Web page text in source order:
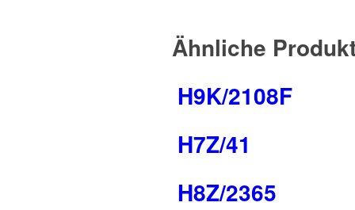
Ähnliche
H9K/2108F
H7Z/41
H8Z/2365